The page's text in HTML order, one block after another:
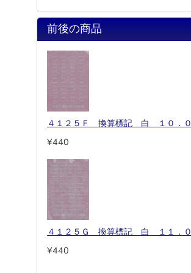
前後の商品
４１２５Ｆ 換算標記 白 １０．０
¥440
４１２５Ｇ 換算標記 白 １１．０
¥440